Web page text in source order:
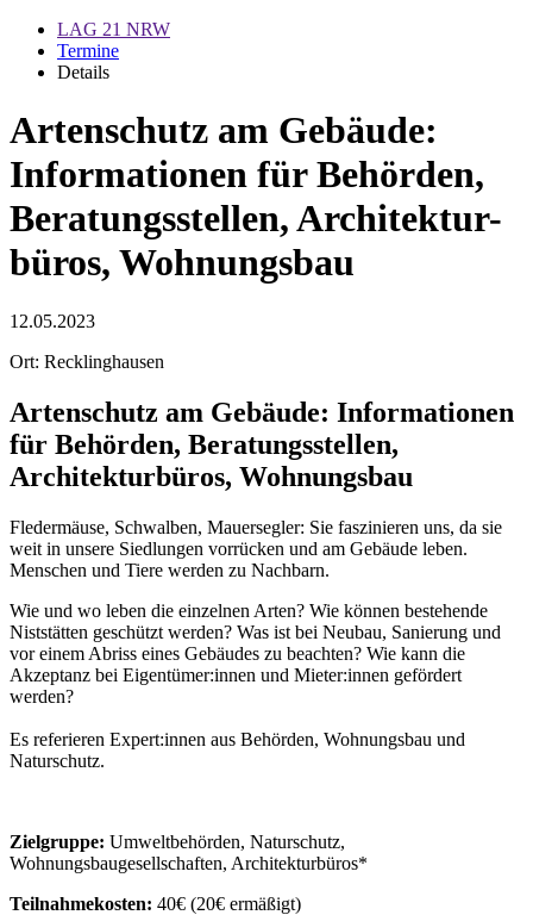
LAG 21 NRW
Termine
Details
Artenschutz am Gebäude:
Informationen für Behörden,
Beratungsstellen, Architektur-
büros, Wohnungsbau
12.05.2023
Ort: Recklinghausen
Artenschutz am Gebäude: Informationen
für Behörden, Beratungsstellen,
Architekturbüros, Wohnungsbau
Fledermäuse, Schwalben, Mauersegler: Sie faszinieren uns, da sie
weit in unsere Siedlungen vorrücken und am Gebäude leben.
Menschen und Tiere werden zu Nachbarn.
Wie und wo leben die einzelnen Arten? Wie können bestehende
Niststätten geschützt werden? Was ist bei Neubau, Sanierung und
vor einem Abriss eines Gebäudes zu beachten? Wie kann die
Akzeptanz bei Eigentümer:innen und Mieter:innen gefördert
werden?
Es referieren Expert:innen aus Behörden, Wohnungsbau und
Naturschutz.
Zielgruppe: Umweltbehörden, Naturschutz,
Wohnungsbaugesellschaften, Architekturbüros*
Teilnahmekosten: 40€ (20€ ermäßigt)